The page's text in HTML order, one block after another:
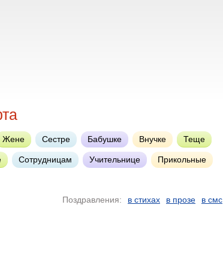
Жене Сестре Бабушке Внучке Теще
Сотрудницам Учительнице Прикольные
Поздравления: в стихах в прозе в смс